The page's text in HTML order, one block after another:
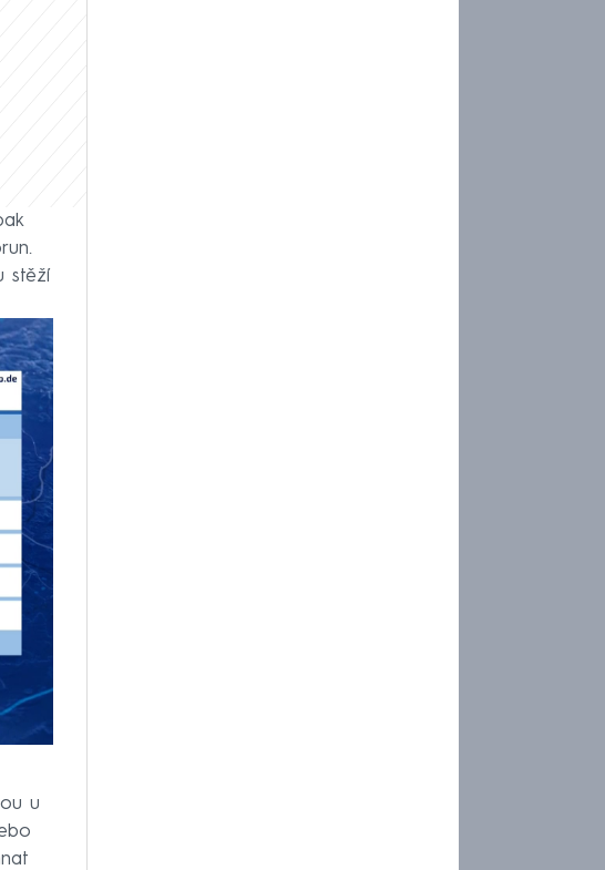
stěží
u